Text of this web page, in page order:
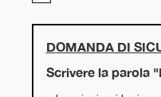
DOMANDA DI
Scrivere la parola